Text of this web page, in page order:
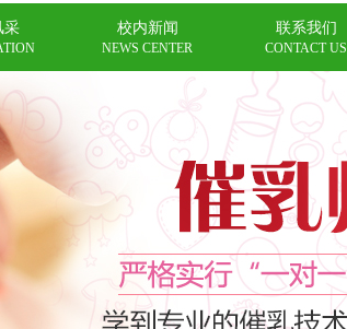
采 校内新闻
NEWS CENTER
联系我们
CONTACT US